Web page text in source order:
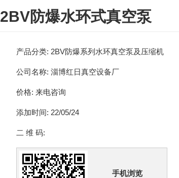
2BV防爆水环式真空泵
产品分类: 2BV防爆系列水环真空泵及压缩机
公司名称: 淄博红日真空设备厂
价格: 来电咨询
添加时间: 22/05/24
二 维 码:
手机浏览